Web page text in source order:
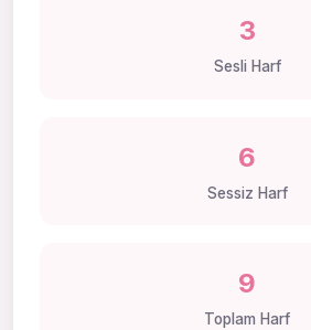
3
Sesli Harf
6
Sessiz Harf
9
Toplam Harf